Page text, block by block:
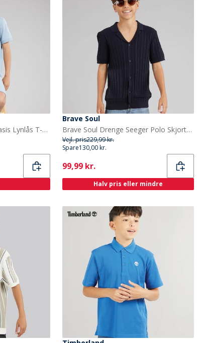
JACK & JONES Drenge Basis Lynlås T-shirt Og Shorts Sæt Ashley Blue
Brave Soul
Brave Soul Drenge Seeger Polo Skjorte Navy
Vejl. pris229,99 kr.
Spare130,00 kr.
Current
99,99 kr.
Halv pris eller mindre